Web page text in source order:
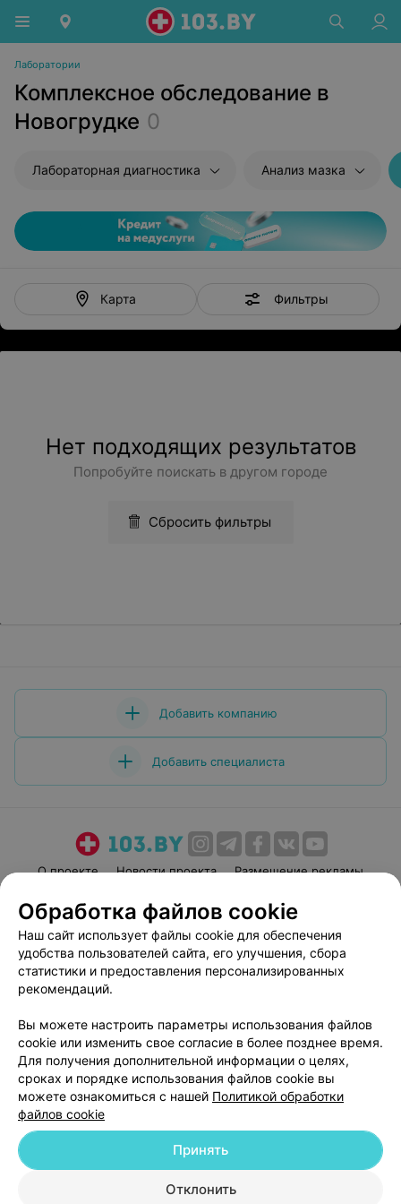
Лаборатории
Комплексное обследование в
Новогрудке 0
Лабораторная диагностика Анализ мазка
Карта Фильтры
Нет подходящих результатов
Попробуйте поискать в другом городе
Сбросить фильтры
Добавить компанию
Добавить специалиста
О проекте Новости проекта
Размещение рекламы
Пользовательское соглашение
Способы оплаты
Вакансии
Партнеры
Написать руководителю 103.by
Персональные настройки cookie
Обработка персональных данных
© 2026 ООО «Артокс Лаб», УНП 191700409| 220012, Республика Беларусь,
г. Минск, улица Толбухина, 2, пом. 16 | help@103.by
Обработка файлов cookie
Наш сайт использует файлы cookie для обеспечения
удобства пользователей сайта, его улучшения, сбора
статистики и предоставления персонализированных
рекомендаций.
Вы можете настроить параметры использования файлов
cookie или изменить свое согласие в более позднее время.
Для получения дополнительной информации о целях,
сроках и порядке использования файлов cookie вы
можете ознакомиться с нашей Политикой обработки
файлов cookie
Отклонить
Принять